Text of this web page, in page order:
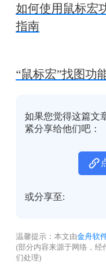
如何使用鼠标宏
指南
“鼠标宏”找图功
如果您觉得这篇文
紧分享给他们吧：
或分享至:
温馨提示：本文由金舟软
(部分内容来源于网络，经
们处理)